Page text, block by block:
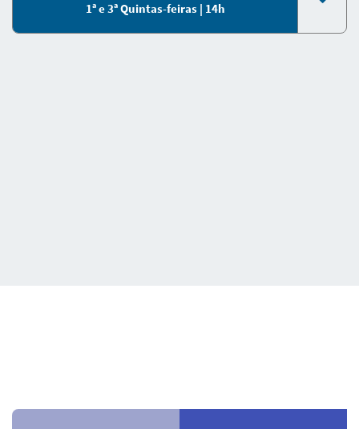
1ª e 3ª Quintas-feiras | 14h